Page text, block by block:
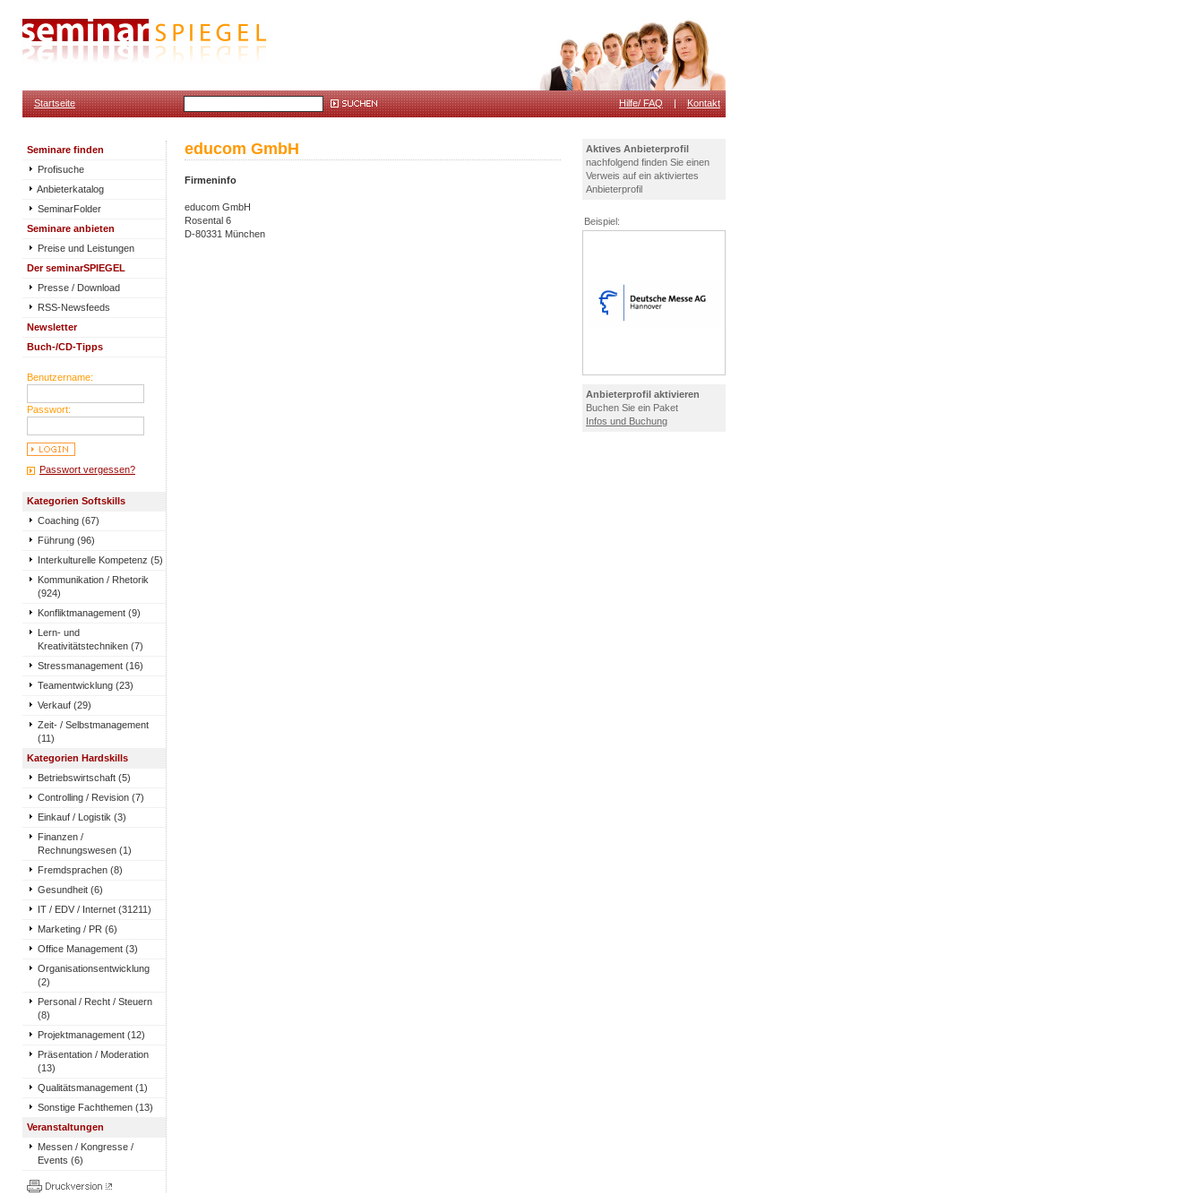
Startseite Hilfe/ FAQ | Kontakt
Seminare finden
Profisuche
Anbieterkatalog
SeminarFolder
Seminare anbieten
Preise und Leistungen
Der seminarSPIEGEL
Presse / Download
RSS-Newsfeeds
Newsletter
Buch-/CD-Tipps
Benutzername:
Passwort:
Passwort vergessen?
Kategorien Softskills
Coaching (67)
Führung (96)
Interkulturelle Kompetenz (5)
Kommunikation / Rhetorik
(924)
Konfliktmanagement (9)
Lern- und
Kreativitätstechniken (7)
Stressmanagement (16)
Teamentwicklung (23)
Verkauf (29)
Zeit- / Selbstmanagement
(11)
Kategorien Hardskills
Betriebswirtschaft (5)
Controlling / Revision (7)
Einkauf / Logistik (3)
Finanzen /
Rechnungswesen (1)
Fremdsprachen (8)
Gesundheit (6)
IT / EDV / Internet (31211)
Marketing / PR (6)
Office Management (3)
Organisationsentwicklung
(2)
Personal / Recht / Steuern
(8)
Projektmanagement (12)
Präsentation / Moderation
(13)
Qualitätsmanagement (1)
Sonstige Fachthemen (13)
Veranstaltungen
Messen / Kongresse /
Events (6)
educom GmbH
Firmeninfo
educom GmbH
Rosental 6
D-80331 München
Aktives Anbieterprofil
nachfolgend finden Sie einen
Verweis auf ein aktiviertes
Anbieterprofil
Beispiel:
Anbieterprofil aktivieren
Buchen Sie ein Paket
Infos und Buchung